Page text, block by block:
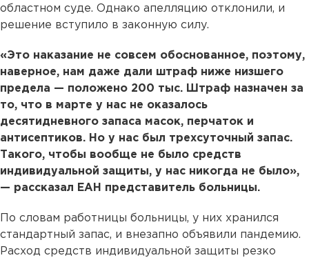
областном суде. Однако апелляцию отклонили, и
решение вступило в законную силу.
«Это наказание не совсем обоснованное, поэтому,
наверное, нам даже дали штраф ниже низшего
предела — положено 200 тыс. Штраф назначен за
то, что в марте у нас не оказалось
десятидневного запаса масок, перчаток и
антисептиков. Но у нас был трехсуточный запас.
Такого, чтобы вообще не было средств
индивидуальной защиты, у нас никогда не было»,
— рассказал ЕАН представитель больницы.
По словам работницы больницы, у них хранился
стандартный запас, и внезапно объявили пандемию.
Расход средств индивидуальной защиты резко